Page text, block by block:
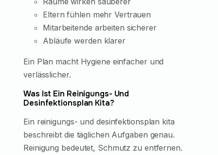
Eltern fühlen mehr Vertrauen
Mitarbeitende arbeiten sicherer
Abläufe werden klarer
Ein Plan macht Hygiene einfacher und
verlässlicher.
Was Ist Ein Reinigungs- Und
Desinfektionsplan Kita?
Ein reinigungs- und desinfektionsplan kita
beschreibt die täglichen Aufgaben genau.
Reinigung bedeutet, Schmutz zu entfernen.